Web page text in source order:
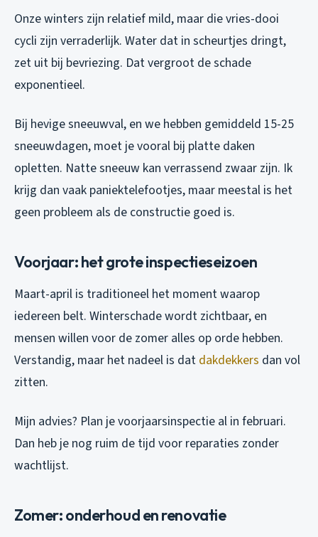
Onze winters zijn relatief mild, maar die vries-dooi
cycli zijn verraderlijk. Water dat in scheurtjes dringt,
zet uit bij bevriezing. Dat vergroot de schade
exponentieel.
Bij hevige sneeuwval, en we hebben gemiddeld 15-25
sneeuwdagen, moet je vooral bij platte daken
opletten. Natte sneeuw kan verrassend zwaar zijn. Ik
krijg dan vaak paniektelefootjes, maar meestal is het
geen probleem als de constructie goed is.
Voorjaar: het grote inspectieseizoen
Maart-april is traditioneel het moment waarop
iedereen belt. Winterschade wordt zichtbaar, en
mensen willen voor de zomer alles op orde hebben.
Verstandig, maar het nadeel is dat dakdekkers dan vol
zitten.
Mijn advies? Plan je voorjaarsinspectie al in februari.
Dan heb je nog ruim de tijd voor reparaties zonder
wachtlijst.
Zomer: onderhoud en renovatie